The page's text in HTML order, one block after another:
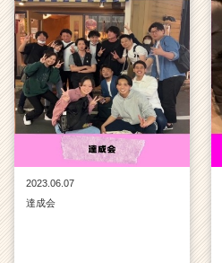
a
r
e
r）
2023.06.07
達成会